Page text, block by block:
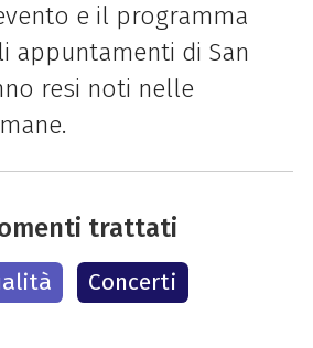
e il programma
appuntamenti di San
resi noti nelle
trattati
Concerti